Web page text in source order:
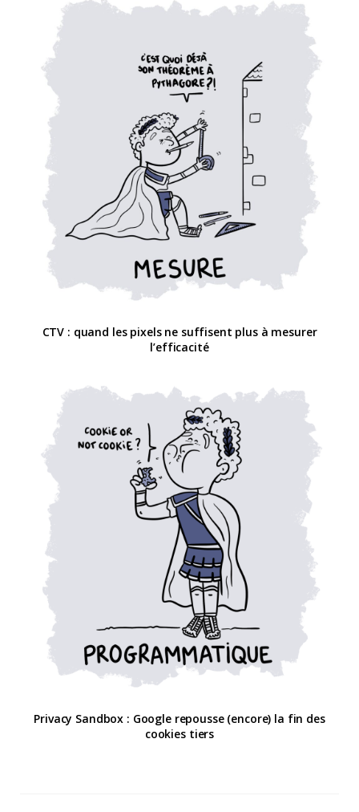
CTV : quand les pixels ne suffisent plus à mesurer
l’efficacité
Privacy Sandbox : Google repousse (encore) la fin des
cookies tiers